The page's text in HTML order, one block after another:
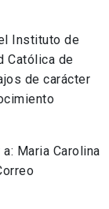
Instituto de
Católica de
de carácter
Maria Carolina